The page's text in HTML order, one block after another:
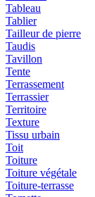
Tableau
Tablier
Tailleur de pierre
Taudis
Tavillon
Tente
Terrassement
Terrassier
Territoire
Texture
Tissu urbain
Toit
Toiture
Toiture végétale
Toiture-terrasse